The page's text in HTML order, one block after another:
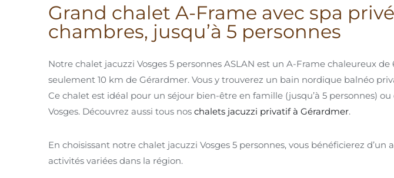
Grand chalet A-Frame avec spa
chambres, jusqu’à 5 personnes
Notre chalet jacuzzi Vosges 5 personnes ASLAN est un A-Frame chaleureux de
seulement 10 km de Gérardmer. Vous y trouverez un bain nordique balnéo
Ce chalet est idéal pour un séjour bien-être en famille (jusqu’à 5 personnes)
Vosges. Découvrez aussi tous nos chalets jacuzzi privatif à Gérardmer.
En choisissant notre chalet jacuzzi Vosges 5 personnes, vous bénéficierez d’un
activités variées dans la région.